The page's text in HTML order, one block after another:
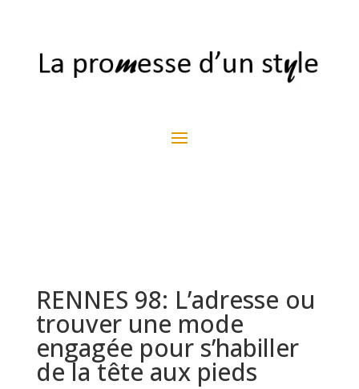
RENNES 98: L’adresse ou
trouver une mode
engagée pour s’habiller
de la tête aux pieds